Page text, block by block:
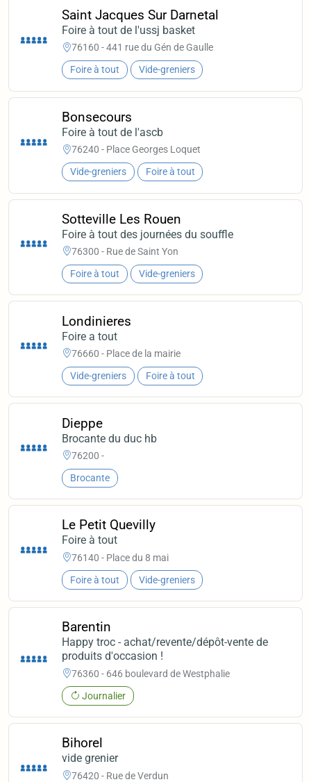
Saint Jacques Sur Darnetal
Foire à tout de l'ussj basket
76160 - 441 rue du Gén de Gaulle
Foire à tout Vide-greniers
Bonsecours
Foire à tout de l'ascb
76240 - Place Georges Loquet
Vide-greniers Foire à tout
Sotteville Les Rouen
Foire à tout des journées du souffle
76300 - Rue de Saint Yon
Foire à tout Vide-greniers
Londinieres
Foire a tout
76660 - Place de la mairie
Vide-greniers Foire à tout
Dieppe
Brocante du duc hb
76200 -
Brocante
Le Petit Quevilly
Foire à tout
76140 - Place du 8 mai
Foire à tout Vide-greniers
Barentin
Happy troc - achat/revente/dépôt-vente de
produits d'occasion !
76360 - 646 boulevard de Westphalie
Journalier
Bihorel
vide grenier
76420 - Rue de Verdun